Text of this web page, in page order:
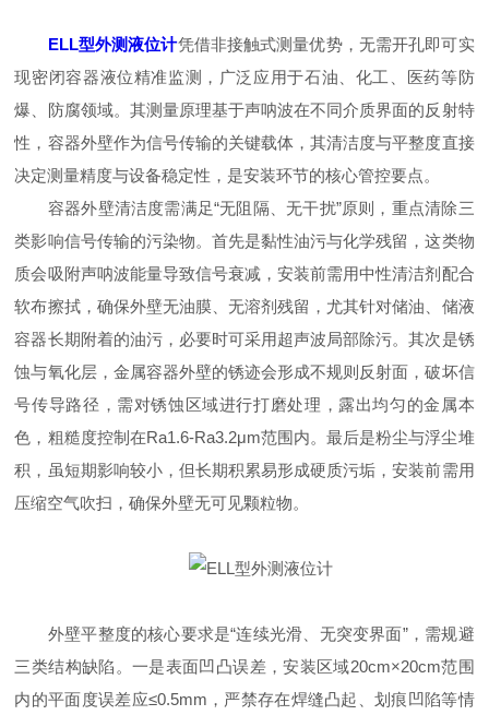
ELL型外测液位计凭借非接触式测量优势，无需开孔即可实
现密闭容器液位精准监测，广泛应用于石油、化工、医药等防
爆、防腐领域。其测量原理基于声呐波在不同介质界面的反射特
性，容器外壁作为信号传输的关键载体，其清洁度与平整度直接
决定测量精度与设备稳定性，是安装环节的核心管控要点。
容器外壁清洁度需满足“无阻隔、无干扰”原则，重点清除三
类影响信号传输的污染物。首先是黏性油污与化学残留，这类物
质会吸附声呐波能量导致信号衰减，安装前需用中性清洁剂配合
软布擦拭，确保外壁无油膜、无溶剂残留，尤其针对储油、储液
容器长期附着的油污，必要时可采用超声波局部除污。其次是锈
蚀与氧化层，金属容器外壁的锈迹会形成不规则反射面，破坏信
号传导路径，需对锈蚀区域进行打磨处理，露出均匀的金属本
色，粗糙度控制在Ra1.6-Ra3.2μm范围内。最后是粉尘与浮尘堆
积，虽短期影响较小，但长期积累易形成硬质污垢，安装前需用
压缩空气吹扫，确保外壁无可见颗粒物。
外壁平整度的核心要求是“连续光滑、无突变界面”，需规避
三类结构缺陷。一是表面凹凸误差，安装区域20cm×20cm范围
内的平面度误差应≤0.5mm，严禁存在焊缝凸起、划痕凹陷等情